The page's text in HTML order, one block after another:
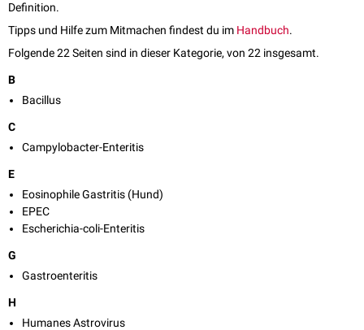
Definition.
Tipps und Hilfe zum Mitmachen findest du im Handbuch.
Folgende 22 Seiten sind in dieser Kategorie, von 22 insgesamt.
B
Bacillus
C
Campylobacter-Enteritis
E
Eosinophile Gastritis (Hund)
EPEC
Escherichia-coli-Enteritis
G
Gastroenteritis
H
Humanes Astrovirus